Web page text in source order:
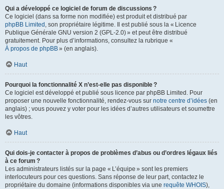
Qui a développé ce logiciel de forum de discussions ?
Ce logiciel (dans sa forme non modifiée) est produit et distribué par
phpBB Limited , son propriétaire légitime. Il est publié sous la « Licence
Publique Générale GNU version 2 (GPL-2.0) » et peut être distribué
gratuitement. Pour plus d’informations, consultez la rubrique «
À propos de phpBB» (en anglais).
Haut
Pourquoi la fonctionnalité X n’est-elle pas disponible ?
Ce logiciel est développé et publié sous licence par phpBB Limited. Pour
proposer une nouvelle fonctionnalité, rendez-vous sur notre centre d’idées (en
anglais) ; vous pouvez y voter pour les idées d’autres utilisateurs et soumettre
les vôtres.
Haut
Qui dois-je contacter à propos de problèmes d’abus ou d’ordres légaux liés
à ce forum ?
Les administrateurs listés sur la page « L’équipe » sont les premiers
interlocuteurs pour ces questions. Sans réponse de leur part, contactez le
propriétaire du domaine (informations disponibles via une requête WHOIS),